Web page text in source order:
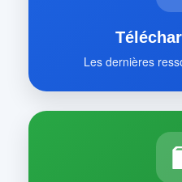
Les dernières